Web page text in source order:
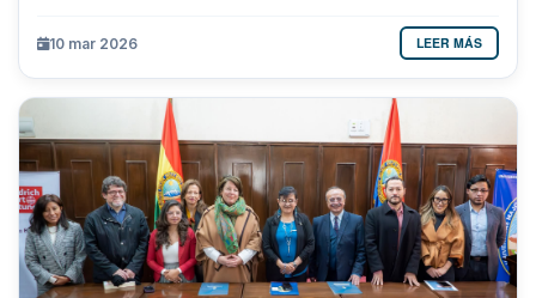
10 mar 2026 LEER MÁS